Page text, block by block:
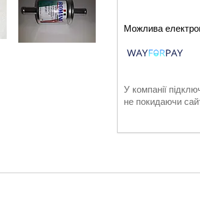
У компанії
не покидаючи